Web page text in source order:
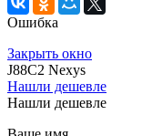
Ошибка
Закрыть окно
J88C2 Nexys
Нашли дешевле
Нашли дешевле